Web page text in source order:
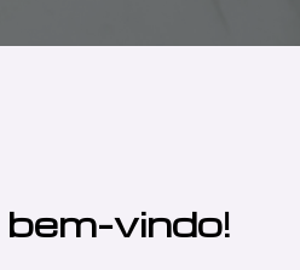
bem-vindo!